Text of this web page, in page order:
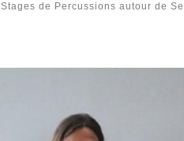
Stages de Percussions autour de